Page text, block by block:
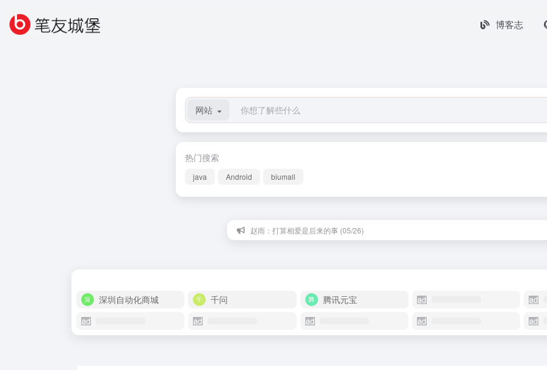
博客志
网站
热门搜索
java Android biumall
赵雨：打算相爱是后来的事 (05/26)
深圳自动化商城 千问 腾讯元宝